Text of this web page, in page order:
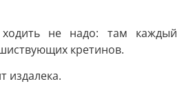
не надо: там каждый
кретинов.
издалека.